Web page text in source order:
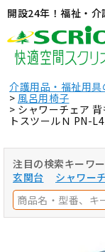
開設24年！福祉・介
介護用品・福祉用
風呂用椅子
シャワーチェア
トスツールＮ PN-
注目の検索キーワ
玄関台
シャワー